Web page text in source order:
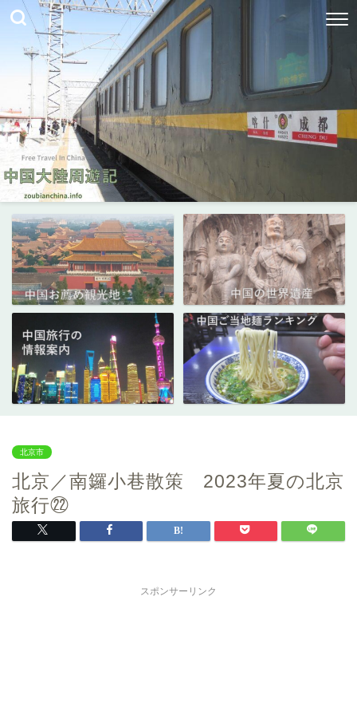
北京市
北京／南鑼小巷散策 2023年夏の北京
旅行㉒
スポンサーリンク